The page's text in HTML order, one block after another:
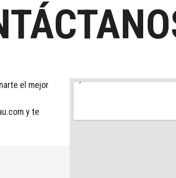
el mejor
y te